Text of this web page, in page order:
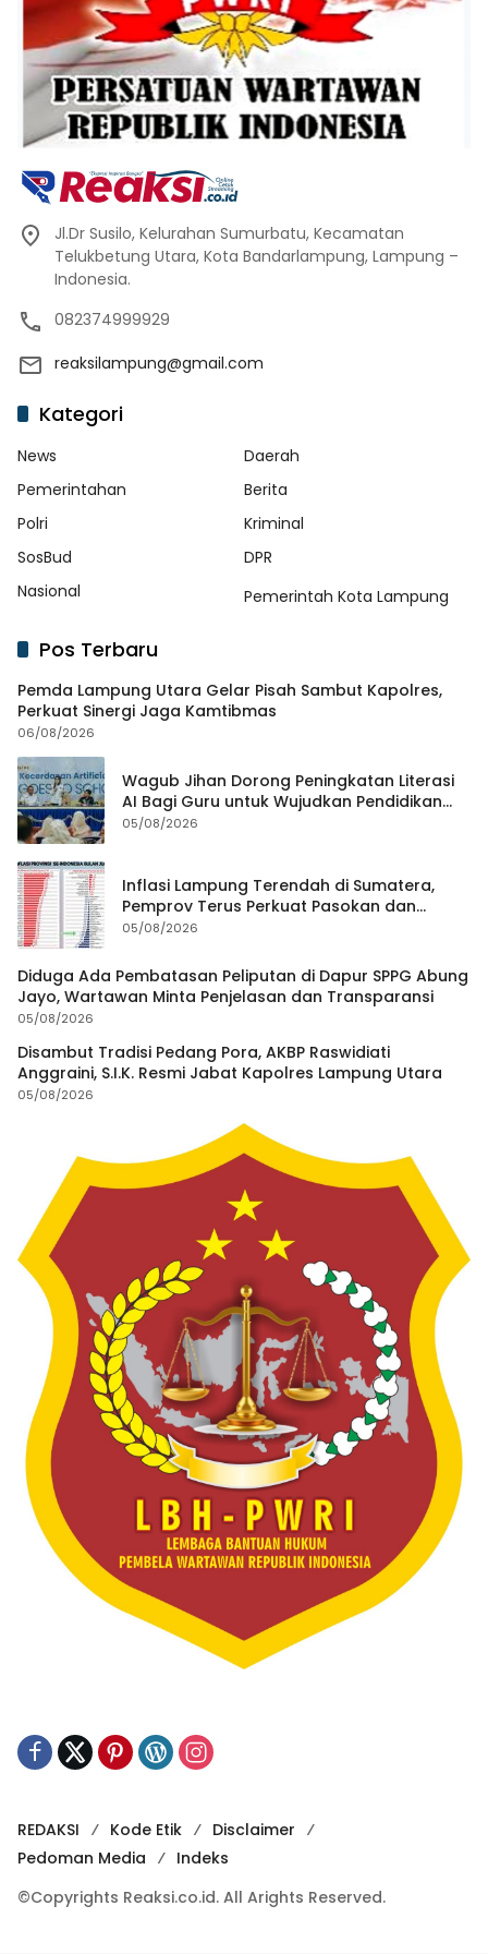
Jl.Dr Susilo, Kelurahan Sumurbatu, Kecamatan
Telukbetung Utara, Kota Bandarlampung, Lampung –
Indonesia.
082374999929
reaksilampung@gmail.com
Kategori
News
Daerah
Pemerintahan
Berita
Polri
Kriminal
SosBud
DPR
Nasional
Pemerintah Kota Lampung
Pos Terbaru
Pemda Lampung Utara Gelar Pisah Sambut Kapolres,
Perkuat Sinergi Jaga Kamtibmas
06/08/2026
Wagub Jihan Dorong Peningkatan Literasi
AI Bagi Guru untuk Wujudkan Pendidikan
Berkualitas
05/08/2026
Inflasi Lampung Terendah di Sumatera,
Pemprov Terus Perkuat Pasokan dan
Distribusi Pangan
05/08/2026
Diduga Ada Pembatasan Peliputan di Dapur SPPG Abung
Jayo, Wartawan Minta Penjelasan dan Transparansi
05/08/2026
Disambut Tradisi Pedang Pora, AKBP Raswidiati
Anggraini, S.I.K. Resmi Jabat Kapolres Lampung Utara
05/08/2026
REDAKSI Kode Etik
Disclaimer
Pedoman Media
Indeks
©Copyrights Reaksi.co.id. All Arights Reserved.